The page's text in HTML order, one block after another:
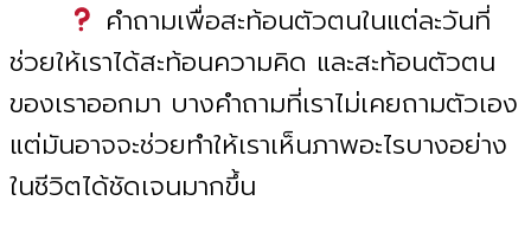
คำถามเพื่อสะท้อนตัวตนในแต่ละวันที่
ช่วยให้เราได้สะท้อนความคิด และสะท้อนตัวตน
ของเราออกมา บางคำถามที่เราไม่เคยถามตัวเอง
แต่มันอาจจะช่วยทำให้เราเห็นภาพอะไรบางอย่าง
ในชีวิตได้ชัดเจนมากขึ้น